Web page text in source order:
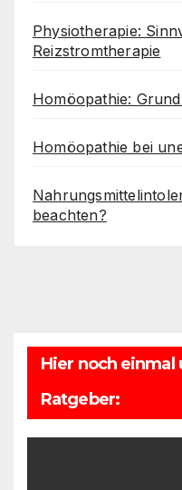
Physiotherapie:
Reizstromtherapie
Homöopathie:
Homöopathie bei
beachten?
Hier noch einmal
Ratgeber: